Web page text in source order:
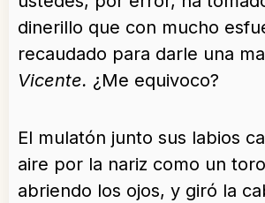
dinerillo que con mucho
recaudado para darle una
Vicente. ¿Me equivoco?
El mulatón junto sus labios
aire por la nariz como un
abriendo los ojos, y giró la